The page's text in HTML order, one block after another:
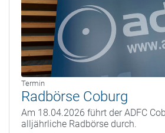
Termin
Radbörse Coburg
Am 18.04.2026 führt der ADFC
alljährliche Radbörse durch.